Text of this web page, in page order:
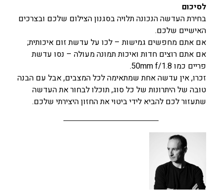
לסיכום
בחירת העדשה הנכונה תלויה בסגנון הצילום שלכם ובצרכים
האישיים שלכם.
אם אתם מחפשים גמישות – לכו על עדשת זום איכותית;
אם אתם רוצים חדות ואיכות תמונה מעולה – נסו עדשת
פריים כמו 50mm f/1.8.
זכרו, אין עדשה אחת שמתאימה לכל המצבים, אבל עם הבנה
טובה של היתרונות של כל סוג, תוכלו לבחור את העדשה
שתעזור לכם להביא לידי ביטוי את החזון היצירתי שלכם.